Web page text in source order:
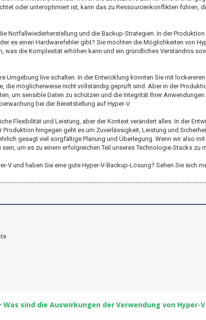
oder unteroptimiert ist, kann das zu Ressourcenkonflikten führen,
Notfallwiederherstellung und die Backup-Strategien. In der Produktion
es einen Hardwarefehler gibt? Sie möchten die Möglichkeiten von
was die Komplexität erhöhen kann und ein gründliches Verständnis
Umgebung live schalten. In der Entwicklung könnten Sie mit
die möglicherweise nicht vollständig geprüft sind. Aber in der
um sensible Daten zu schützen und die Integrität Ihrer
bei der Bereitstellung auf Hyper-V.
Flexibilität und Leistung, aber der Kontext verändert alles. In der
hingegen geht es um Zuverlässigkeit, Leistung und
gesagt viel sorgfältige Planung und Überlegung. Wenn wir also
um es zu einem erfolgreichen Teil unseres Technologie-Stacks zu
V und haben Sie eine gute Hyper-V-Backup-Lösung? Sehen Sie sich
Was sind die Auswirkungen der Verwendung von